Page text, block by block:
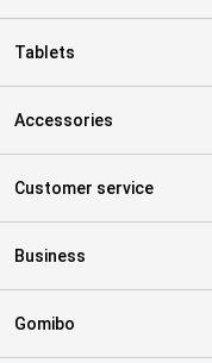
Tablets
Accessories
Customer service
Business
Gomibo